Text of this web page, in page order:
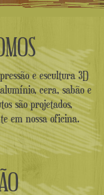
e escultura 3D
cera, sabão e
são projetados,
em nossa oficina.